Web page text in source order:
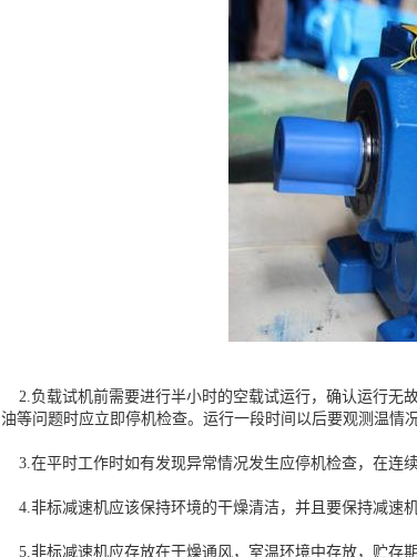
2.负载试机前需要进行半小时的空载试运行，确认运行无
油等问题时应立即停机检查。运行一段时间以后要观测温情
3.在平时工作时如有发现异常情况发生应停机检查，在连
4.非标减速机应该保持环境的干燥清洁，并且要保持减速
5.非标减速机应存放在干燥通风，室温环境中存放，贮存